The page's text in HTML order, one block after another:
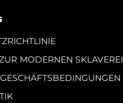
MODERNEN SKLAVEREI